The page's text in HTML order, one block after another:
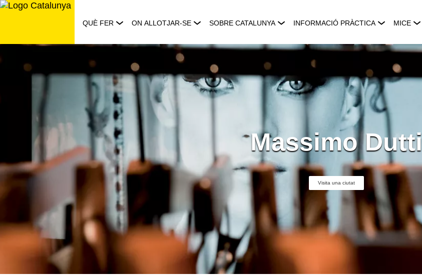
Saltar
QUÈ FER ON ALLOTJAR-SE SOBRE CATALUNYA INFORMACIÓ PRÀCTICA MICE
Massimo Dutti
Visita una ciutat